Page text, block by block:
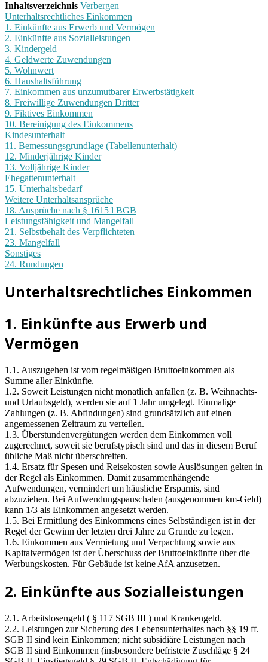
Inhaltsverzeichnis Verbergen
Unterhaltsrechtliches Einkommen
1. Einkünfte aus Erwerb und Vermögen
2. Einkünfte aus Sozialleistungen
3. Kindergeld
4. Geldwerte Zuwendungen
5. Wohnwert
6. Haushaltsführung
7. Einkommen aus unzumutbarer Erwerbstätigkeit
8. Freiwillige Zuwendungen Dritter
9. Fiktives Einkommen
10. Bereinigung des Einkommens
Kindesunterhalt
11. Bemessungsgrundlage (Tabellenunterhalt)
12. Minderjährige Kinder
13. Volljährige Kinder
Ehegattenunterhalt
15. Unterhaltsbedarf
Weitere Unterhaltsansprüche
18. Ansprüche nach § 1615 l BGB
Leistungsfähigkeit und Mangelfall
21. Selbstbehalt des Verpflichteten
23. Mangelfall
Sonstiges
24. Rundungen
Unterhaltsrechtliches Einkommen
1. Einkünfte aus Erwerb und
Vermögen
1.1. Auszugehen ist vom regelmäßigen Bruttoeinkommen als
Summe aller Einkünfte.
1.2. Soweit Leistungen nicht monatlich anfallen (z. B. Weihnachts-
und Urlaubsgeld), werden sie auf 1 Jahr umgelegt. Einmalige
Zahlungen (z. B. Abfindungen) sind grundsätzlich auf einen
angemessenen Zeitraum zu verteilen.
1.3. Überstundenvergütungen werden dem Einkommen voll
zugerechnet, soweit sie berufstypisch sind und das in diesem Beruf
übliche Maß nicht überschreiten.
1.4. Ersatz für Spesen und Reisekosten sowie Auslösungen gelten in
der Regel als Einkommen. Damit zusammenhängende
Aufwendungen, vermindert um häusliche Ersparnis, sind
abzuziehen. Bei Aufwendungspauschalen (ausgenommen km-Geld)
kann 1/3 als Einkommen angesetzt werden.
1.5. Bei Ermittlung des Einkommens eines Selbständigen ist in der
Regel der Gewinn der letzten drei Jahre zu Grunde zu legen.
1.6. Einkommen aus Vermietung und Verpachtung sowie aus
Kapitalvermögen ist der Überschuss der Bruttoeinkünfte über die
Werbungskosten. Für Gebäude ist keine AfA anzusetzen.
2. Einkünfte aus Sozialleistungen
2.1. Arbeitslosengeld ( § 117 SGB III ) und Krankengeld.
2.2. Leistungen zur Sicherung des Lebensunterhaltes nach §§ 19 ff.
SGB II sind kein Einkommen; nicht subsidiäre Leistungen nach
SGB II sind Einkommen (insbesondere befristete Zuschläge § 24